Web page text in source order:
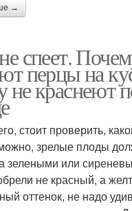
→
спеет.
перцы на
не краснеют
стоит проверить,
зрелые плоды
зелеными или
не красный, а
оттенок, не надо